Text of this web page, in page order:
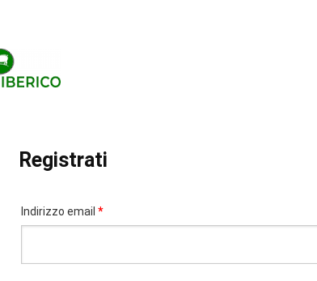
Registrati
Indirizzo email *Richiesto